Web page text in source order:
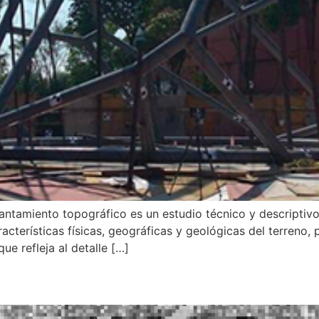
topográfico es un estudio técnico y
físicas, geográficas y geológicas del terreno,
refleja al detalle […]